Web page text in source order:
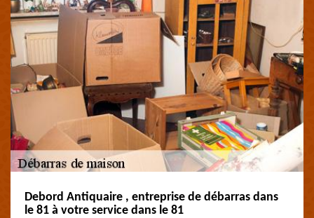
Debord Antiquaire , entreprise de débarras dans
le 81 à votre service dans le 81